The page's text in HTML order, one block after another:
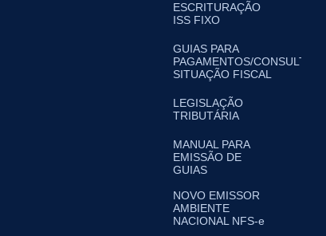
ESCRITURAÇÃO
ISS FIXO
GUIAS PARA
PAGAMENTOS/CONSULTA
SITUAÇÃO FISCAL
LEGISLAÇÃO
TRIBUTÁRIA
MANUAL PARA
EMISSÃO DE
GUIAS
NOVO EMISSOR
AMBIENTE
NACIONAL NFS-e